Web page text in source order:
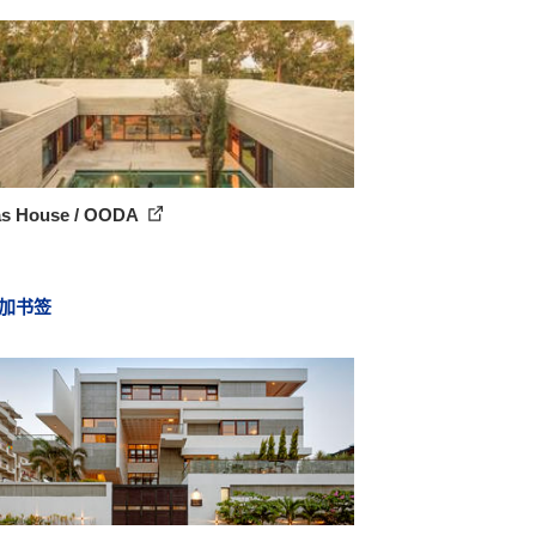
House / OODA
书签